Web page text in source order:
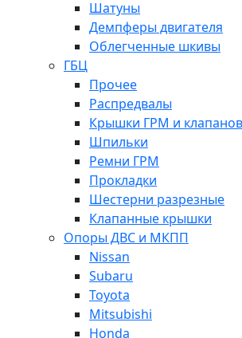
Шатуны
Демпферы двигателя
Облегченные шкивы
ГБЦ
Прочее
Распредвалы
Крышки ГРМ и клапанов
Шпильки
Ремни ГРМ
Прокладки
Шестерни разрезные
Клапанные крышки
Опоры ДВС и МКПП
Nissan
Subaru
Toyota
Mitsubishi
Honda